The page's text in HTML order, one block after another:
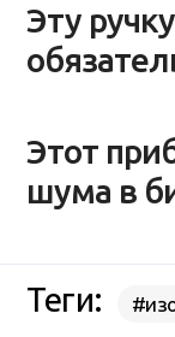
Эту
Этот
шума в
Теги: